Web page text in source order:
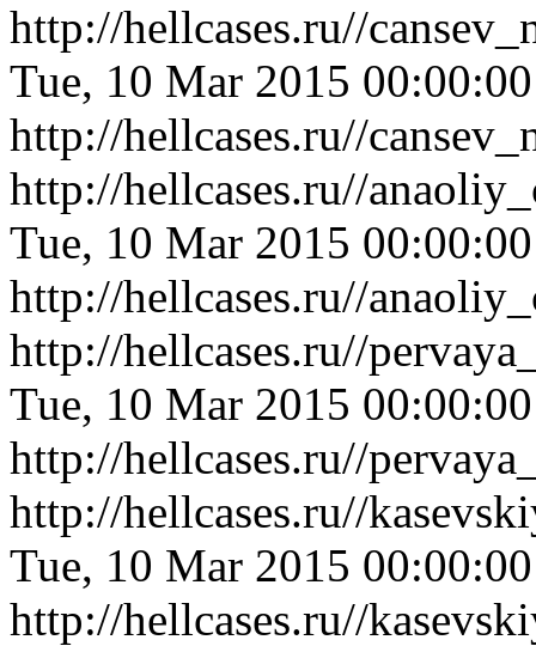
http://hellcases.ru//
Tue, 10 Mar 2015
http://hellcases.ru//
http://hellcases.ru//
Tue, 10 Mar 2015
http://hellcases.ru//
http://hellcases.ru//
Tue, 10 Mar 2015
http://hellcases.ru//
http://hellcases.ru//
Tue, 10 Mar 2015
http://hellcases.ru//